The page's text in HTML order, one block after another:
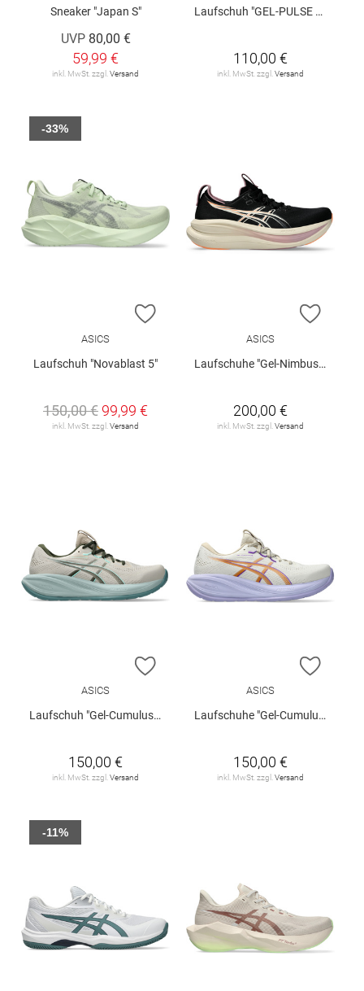
Sneaker "Japan S"
UVP 80,00 €
59,99 €
inkl. MwSt. zzgl. Versand
Laufschuh "GEL-PULSE 17"
110,00 €
inkl. MwSt. zzgl. Versand
ZUR WUNSCHLISTE HINZUFÜGEN
ASICS
Laufschuh "Novablast 5"
150,00 € 99,99 €
inkl. MwSt. zzgl. Versand
-33%
ZUR
ASICS
Laufschuhe "Gel-Nimbus 28 W"
200,00 €
inkl. MwSt. zzgl. Versand
ZUR WUNSCHLISTE HINZUFÜGEN
ASICS
Laufschuh "Gel-Cumulus 28"
150,00 €
inkl. MwSt. zzgl.Versand
ZUR
ASICS
Laufschuhe "Gel-Cumulus 28"
150,00 €
inkl. MwSt. zzgl.Versand
-11%